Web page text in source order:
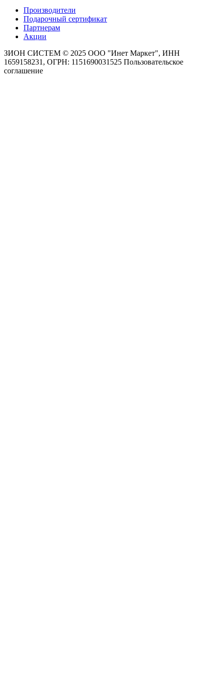
Производители
Подарочный сертификат
Партнерам
Акции
ЗИОН СИСТЕМ © 2025 ООО "Инет Маркет", ИНН
1659158231, ОГРН: 1151690031525 Пользовательское
соглашение